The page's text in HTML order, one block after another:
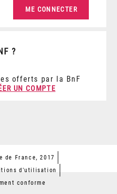
?
offerts par la BnF
UN COMPTE
de France, 2017
d'utilisation
conforme